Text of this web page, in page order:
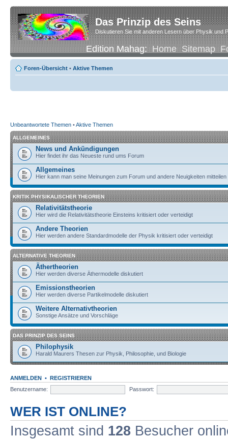
Das Prinzip des Seins
Diskutieren Sie mit anderen Lesern über Physik und
Edition Mahag:Home Sitemap
Foren-Übersicht • Aktive Themen
Unbeantwortete Themen •Aktive Themen
ALLGEMEINES
News und Ankündigungen
Hier findet ihr das Neueste rund ums Forum
Allgemeines
Hier kann man seine Meinungen zum Forum und andere Neuigkeiten mitteilen
KRITIK PHYSIKALISCHER THEORIEN
Relativitätstheorie
Hier wird die Relativitätstheorie Einsteins kritisiert oder verteidigt
Andere Theorien
Hier werden andere Standardmodelle der Physik kritisiert oder verteidigt
ALTERNATIVE THEORIEN
Äthertheorien
Hier werden diverse Äthermodelle diskutiert
Emissionstheorien
Hier werden diverse Partikelmodelle diskutiert
Weitere Alternativtheorien
Sonstige Ansätze und Vorschläge
DAS PRINZIP DES SEINS
Philophysik
Harald Maurers Thesen zur Physik, Philosophie, und Biologie
ANMELDEN • REGISTRIEREN
Benutzername:
Passwort:
WER IST ONLINE?
Insgesamt sind 128 Besucher